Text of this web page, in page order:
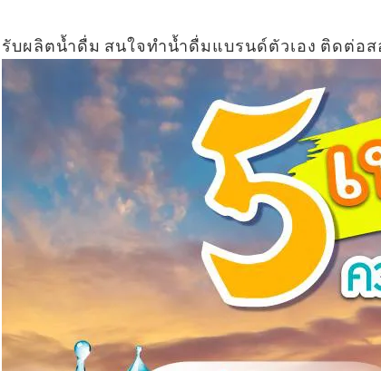
รับผลิตน้ำดื่ม สนใจทำน้ำดื่มแบรนด์ตัวเอง ติดต่อสอบ